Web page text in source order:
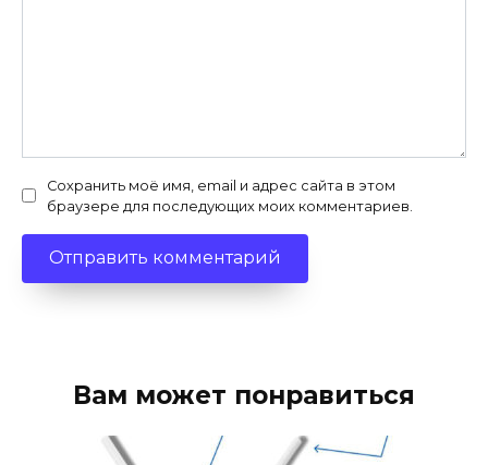
Сохранить моё имя, email и адрес сайта в этом
браузере для последующих моих комментариев.
Вам может понравиться